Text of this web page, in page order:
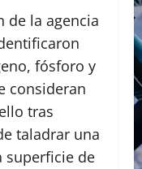
de la agencia
fósforo y
consideran
tras
taladrar una
superficie de